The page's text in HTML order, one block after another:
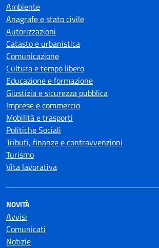
Ambiente
Anagrafe e stato civile
Autorizzazioni
Catasto e urbanistica
Comunicazione
Cultura e tempo libero
Educazione e formazione
Giustizia e sicurezza pubblica
Imprese e commercio
Mobilità e trasporti
Politiche Sociali
Tributi, finanze e contravvenzioni
Turismo
Vita lavorativa
NOVITÀ
Avvisi
Comunicati
Notizie